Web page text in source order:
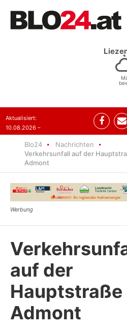
Aktualisiert:
10.08.2026 –
Blo24
Nachrichten
Verkehrsunfall auf der
Admont
auf der
Hauptstraße
Admont